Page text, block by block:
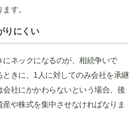
す。
りにくい
にネックになるのが、相続争いで
きに、1人に対してのみ会社を承継
会社にかかわらないという場合、後
や株式を集中させなければなりま